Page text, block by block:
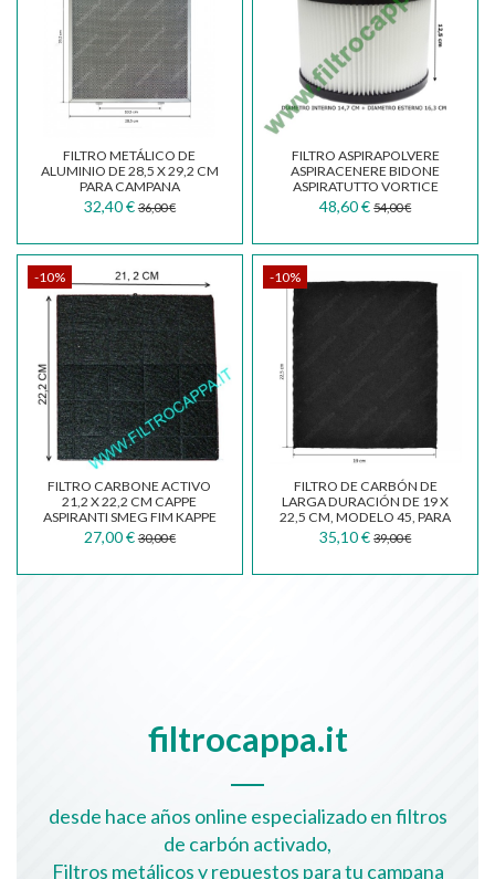
FILTRO METÁLICO DE
ALUMINIO DE 28,5 X 29,2 CM
PARA CAMPANA
EXTRACTORA BERTAZZONI
K90...
32,40 € 36,00 €
FILTRO ASPIRAPOLVERE
ASPIRACENERE BIDONE
ASPIRATUTTO VORTICE
PROFESSIONAL WD
48,60 € 54,00 €
-10%
FILTRO CARBONE ACTIVO
21,2 X 22,2 CM CAPPE
ASPIRANTI SMEG FIM KAPPE
FALMEC
27,00 € 30,00 €
-10%
FILTRO DE CARBÓN DE
LARGA DURACIÓN DE 19 X
22,5 CM, MODELO 45, PARA
CAMPANA EXTRACTORA...
35,10 € 39,00 €
filtrocappa.it
desde hace años online especializado en filtros
de carbón activado,
Filtros metálicos y repuestos para tu campana